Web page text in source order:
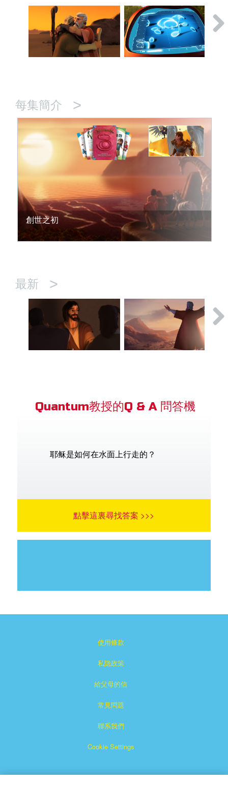
每集簡介 >
創世之初
最新 >
Quantum教授的Q & A 問答機
耶稣是如何在水面上行走的？
點擊這裏尋找答案 >>>
使用條款
私隐政策
給父母的信
常見問題
聯系我們
Cookie Settings